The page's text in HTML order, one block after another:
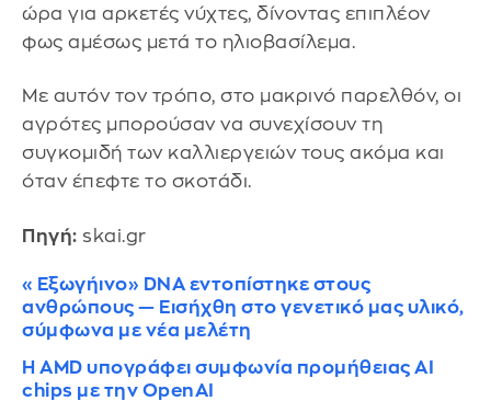
ώρα για αρκετές νύχτες, δίνοντας επιπλέον
φως αμέσως μετά το ηλιοβασίλεμα.
Με αυτόν τον τρόπο, στο μακρινό παρελθόν, οι
αγρότες μπορούσαν να συνεχίσουν τη
συγκομιδή των καλλιεργειών τους ακόμα και
όταν έπεφτε το σκοτάδι.
Πηγή: skai.gr
«Εξωγήινο» DNA εντοπίστηκε στους
ανθρώπους — Εισήχθη στο γενετικό μας υλικό,
σύμφωνα με νέα μελέτη
Η AMD υπογράφει συμφωνία προμήθειας AI
chips με την OpenAI